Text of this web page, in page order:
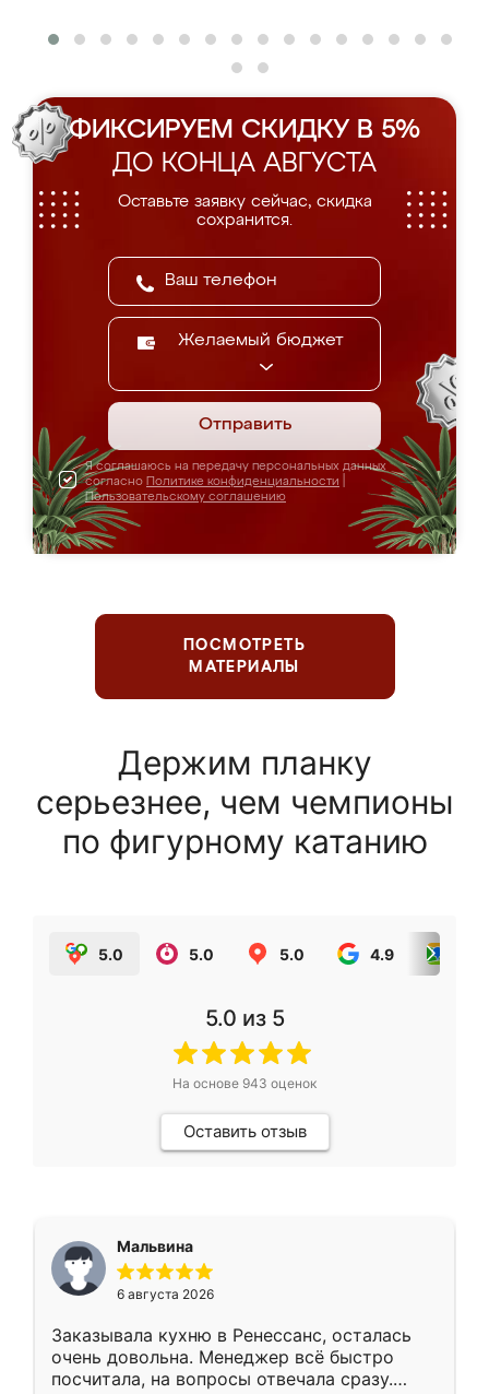
ФИКСИРУЕМ СКИДКУ В 5%
ДО КОНЦА АВГУСТА
Оставьте заявку сейчас, скидка
сохранится.
Желаемый бюджет
Отправить
Я соглашаюсь на передачу персональных данных
согласно Политике конфиденциальности
Пользовательскому соглашению
ПОСМОТРЕТЬ
МАТЕРИАЛЫ
Держим планку
серьезнее, чем чемпионы
по фигурному катанию
5.0 5.0 5.0 4.9
5.0 из 5
На основе 943 оценок
Оставить отзыв
Мальвина
6 августа 2026
Заказывала кухню в Ренессанс, осталась
очень довольна. Менеджер всё быстро
посчитала, на вопросы отвечала сразу.